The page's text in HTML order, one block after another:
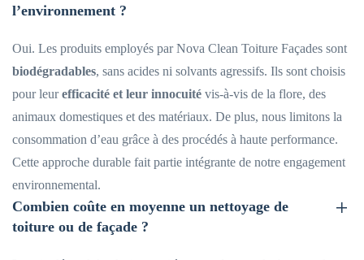
l’environnement ?
Oui. Les produits employés par Nova Clean Toiture Façades sont
biodégradables, sans acides ni solvants agressifs. Ils sont choisis
pour leurefficacité et leur innocuité vis-à-vis de la flore, des
animaux domestiques et des matériaux. De plus, nous limitons la
consommation d’eau grâce à des procédés à haute performance.
Cette approche durable fait partie intégrante de notre engagement
environnemental.
Combien coûte en moyenne un nettoyage de
toiture ou de façade ?